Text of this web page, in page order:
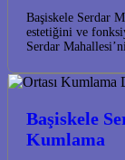
Başiskele Serdar
estetiğini ve
Serdar
Başiskele
Kumlama